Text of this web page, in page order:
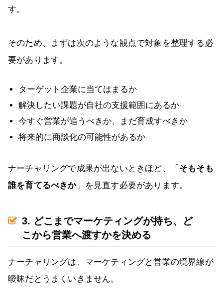
す。
そのため、まずは次のような観点で対象を整理する必
要があります。
ターゲット企業に当てはまるか
解決したい課題が自社の支援範囲にあるか
今すぐ営業が追うべきか、まだ育成すべきか
将来的に商談化の可能性があるか
ナーチャリングで成果が出ないときほど、「 そもそも
誰を育てるべきか」を見直す必要があります。
3. どこまでマーケティングが持ち、ど
こから営業へ渡すかを決める
ナーチャリングは、マーケティングと営業の境界線が
曖昧だとうまくいきません。